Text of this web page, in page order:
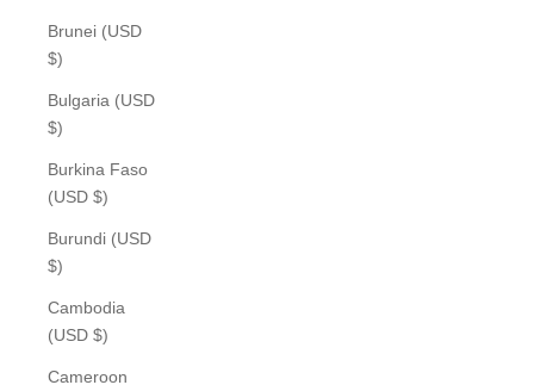
Brunei (USD
$)
Bulgaria (USD
$)
Burkina Faso
(USD $)
Burundi (USD
$)
Cambodia
(USD $)
Cameroon